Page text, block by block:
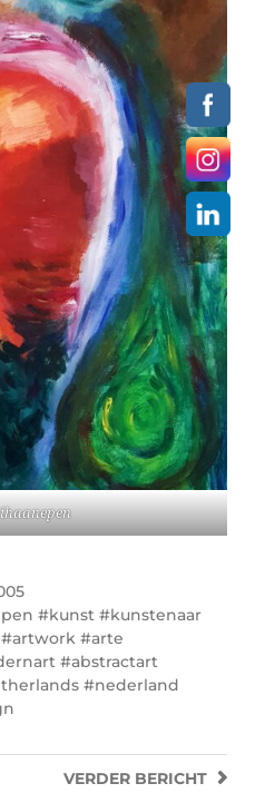
#kunst #kunstenaar
#arte
#abstractart
#nederland
VERDER BERICHT